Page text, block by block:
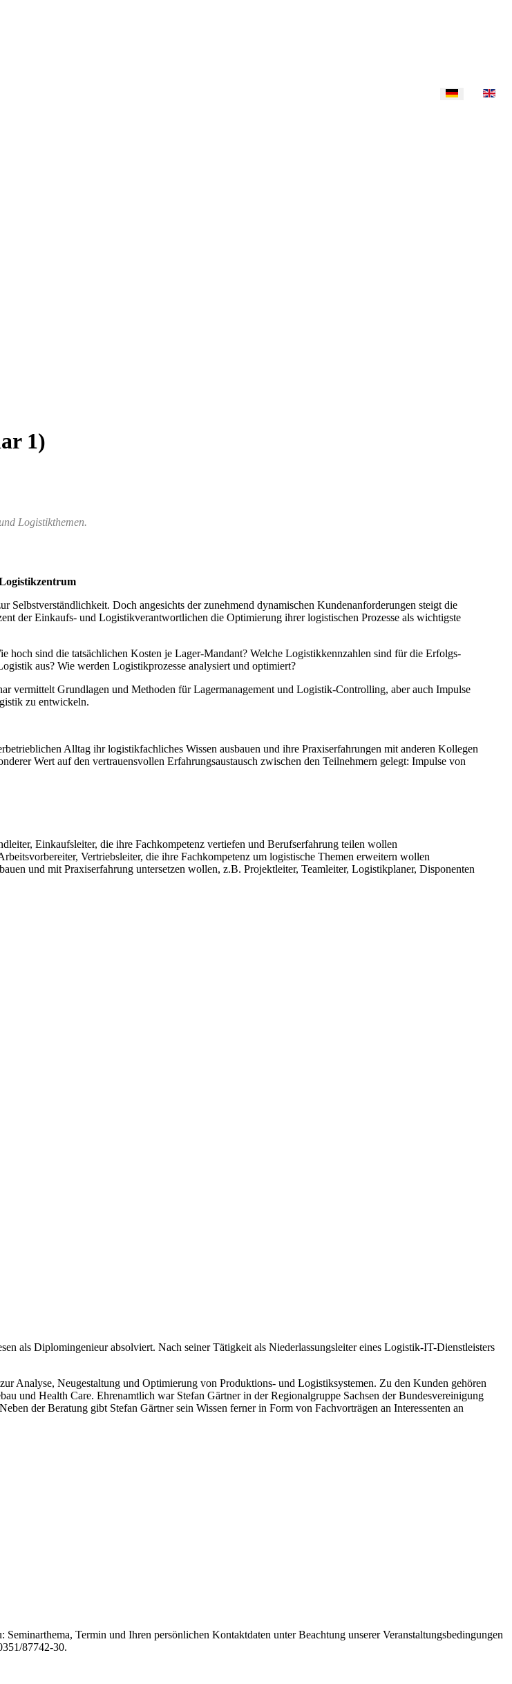
1)
Logistikthemen.
Selbstverständlichkeit. Doch angesichts der zunehmend dynamischen Kundenanforderungen steigt die
der Einkaufs- und Logistikverantwortlichen die Optimierung ihrer logistischen Prozesse als wichtigste
hoch sind die tatsächlichen Kosten je Lager-Mandant? Welche Logistikkennzahlen sind für die Erfolgs-
aus? Wie werden Logistikprozesse analysiert und optimiert?
vermittelt Grundlagen und Methoden für Lagermanagement und Logistik-Controlling, aber auch Impulse
zu entwickeln.
Alltag ihr logistikfachliches Wissen ausbauen und ihre Praxiserfahrungen mit anderen Kollegen
Wert auf den vertrauensvollen Erfahrungsaustausch zwischen den Teilnehmern gelegt: Impulse von
Einkaufsleiter, die ihre Fachkompetenz vertiefen und Berufserfahrung teilen wollen
Vertriebsleiter, die ihre Fachkompetenz um logistische Themen erweitern wollen
und mit Praxiserfahrung untersetzen wollen, z.B. Projektleiter, Teamleiter, Logistikplaner, Disponenten
als Diplomingenieur absolviert. Nach seiner Tätigkeit als Niederlassungsleiter eines Logistik-IT-Dienstleisters
Analyse, Neugestaltung und Optimierung von Produktions- und Logistiksystemen. Zu den Kunden gehören
und Health Care. Ehrenamtlich war Stefan Gärtner in der Regionalgruppe Sachsen der Bundesvereinigung
der Beratung gibt Stefan Gärtner sein Wissen ferner in Form von Fachvorträgen an Interessenten an
Termin und Ihren persönlichen Kontaktdaten unter Beachtung unserer Veranstaltungsbedingungen
87742-30.